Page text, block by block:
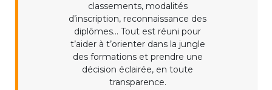
classements, modalités
d’inscription, reconnaissance des
diplômes... Tout est réuni pour
t’aider à t’orienter dans la jungle
des formations et prendre une
décision éclairée, en toute
transparence.